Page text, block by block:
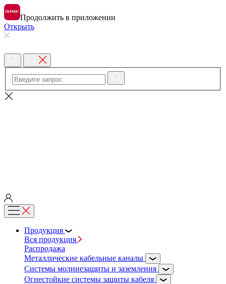
Продолжить в приложении
Открыть
Продукция
Вся продукция
Распродажа
Металлические кабельные каналы
Системы молниезащиты и заземления
Огнестойкие системы защиты кабеля